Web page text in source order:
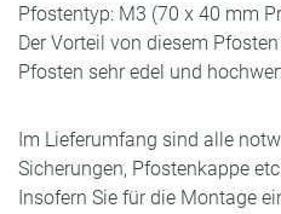
Pfostentyp: M3 (70 x 40 mm
Der Vorteil von diesem
Pfosten sehr edel und
Im Lieferumfang sind alle
Sicherungen, Pfostenkappe
Insofern Sie für die Montage